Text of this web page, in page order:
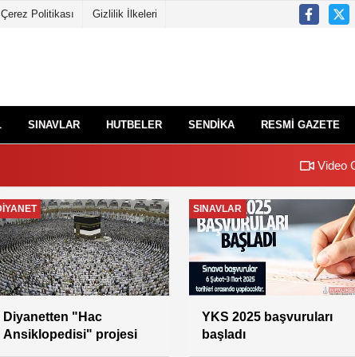
Çerez Politikası Gizlilik İlkeleri
SINAVLAR HUTBELER SENDİKA RESMİ GAZETE
Video
Vekil Aylıklarına İlişkin
İkinci Karar
SENDİKA
Genel Başkan
Yıldız;Hedef 100 Bin Üye